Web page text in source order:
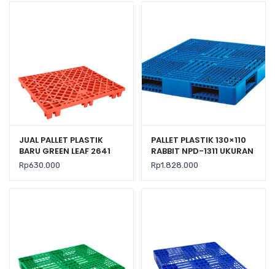
JUAL PALLET PLASTIK
BARU GREEN LEAF 2641
UKURAN 120x100x14 CM
Rp630.000
PALLET PLASTIK 130×110
RABBIT NPD-1311 UKURAN
130x110x150 CM, JUAL
HARGA BERSAING
Rp1.828.000